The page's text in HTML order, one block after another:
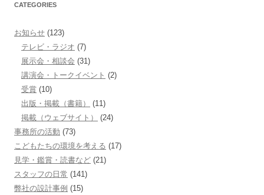
CATEGORIES
お知らせ (123)
テレビ・ラジオ (7)
展示会・相談会 (31)
講演会・トークイベント (2)
受賞 (10)
出版・掲載（書籍）
(11)
掲載（ウェブサイト）
(24)
事務所の活動 (73)
こどもたちの環境を考える (17)
見学・鑑賞・読書など (21)
スタッフの日常 (141)
弊社の設計事例 (15)